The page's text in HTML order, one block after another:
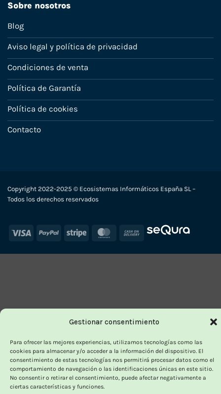
Gestionar consentimiento
Para ofrecer las mejores experiencias, utilizamos tecnologías como las
cookies para almacenar y/o acceder a la información del dispositivo. El
consentimiento de estas tecnologías nos permitirá procesar datos como el
comportamiento de navegación o las identificaciones únicas en este sitio.
No consentir o retirar el consentimiento, puede afectar negativamente a
ciertas características y funciones.
Sobre nosotros
Blog
Aviso legal y política de privacidad
Condiciones de venta
Política de Garantía
Política de cookies
Contacto
Copyright 2022-2025 © Ecosistemas Informáticos España SL –
Todos los derechos reservados
Visa PayPal Stripe MasterCard
Cash